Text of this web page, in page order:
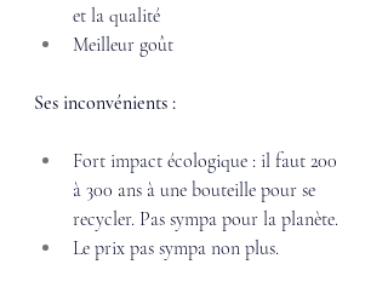
et la qualité
Meilleur goût
Ses inconvénients :
Fort impact écologique : il faut 200
à 300 ans à une bouteille pour se
recycler. Pas sympa pour la planète.
Le prix pas sympa non plus.